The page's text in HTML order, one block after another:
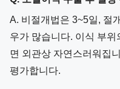
A. 비절개법은 3~5일, 절
우가 많습니다. 이식 부
면 외관상 자연스러워집
평가합니다.